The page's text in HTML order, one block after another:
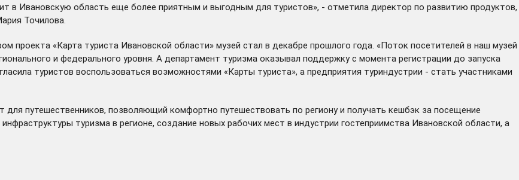
в Ивановскую область еще более приятным и выгодным для туристов», - отметила директор по развитию продуктов,
Точилова.
проекта «Карта туриста Ивановской области» музей стал в декабре прошлого года. «Поток посетителей в наш музей
и федерального уровня. А департамент туризма оказывал поддержку с момента регистрации до запуска
туристов воспользоваться возможностями «Карты туриста», а предприятия туриндустрии - стать участниками
путешественников, позволяющий комфортно путешествовать по региону и получать кешбэк за посещение
туризма в регионе, создание новых рабочих мест в индустрии гостеприимства Ивановской области, а